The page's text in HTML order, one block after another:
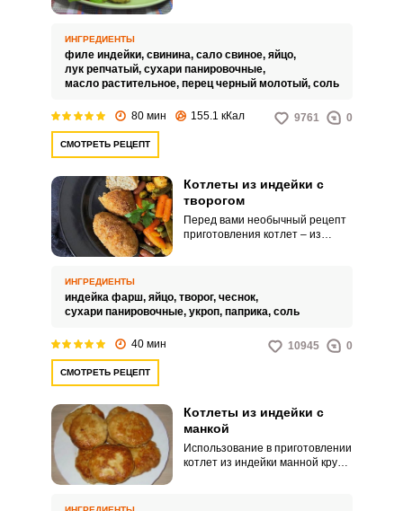
получаются очень сочными,
мягкими и невероятно вкусными.
ИНГРЕДИЕНТЫ
филе индейки, свинина, сало свиное, яйцо,
лук репчатый, сухари панировочные,
масло растительное, перец черный молотый, соль
80 мин 155.1 кКал 9761 0
СМОТРЕТЬ РЕЦЕПТ
Котлеты из индейки с
творогом
Перед вами необычный рецепт
приготовления котлет – из
ИНГРЕДИЕНТЫ
индейка фарш, яйцо, творог, чеснок,
сухари панировочные, укроп, паприка, соль
40 мин 10945 0
СМОТРЕТЬ РЕЦЕПТ
Котлеты из индейки с
манкой
Использование в приготовлении
котлет из индейки манной крупы